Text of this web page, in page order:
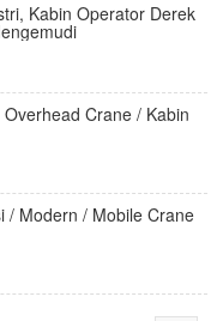
Kabin Operator Derek
Crane / Kabin
/ Modern / Mobile Crane